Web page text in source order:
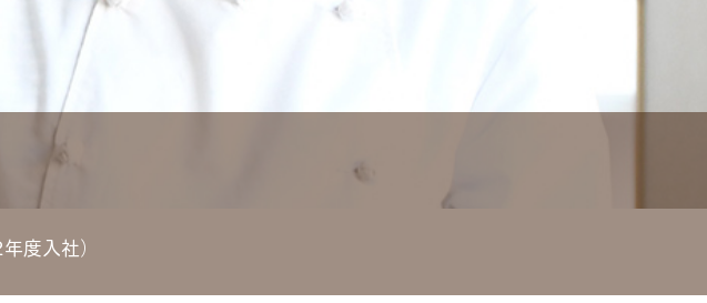
年度入社）